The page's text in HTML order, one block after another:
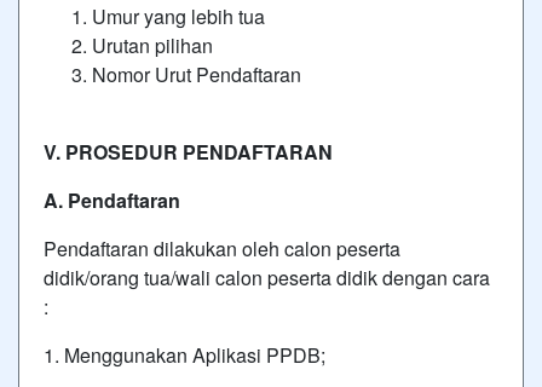
Umur yang lebih tua
Urutan pilihan
Nomor Urut Pendaftaran
V. PROSEDUR PENDAFTARAN
A. Pendaftaran
Pendaftaran dilakukan oleh calon peserta
didik/orang tua/wali calon peserta didik dengan cara
:
1. Menggunakan Aplikasi PPDB;